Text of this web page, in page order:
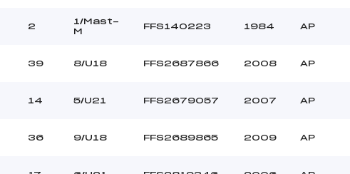
2
1/Mast-
M
FFS140223 1984 AP
39 8/U18 FFS2687866 2008 AP
14 5/U21 FFS2679057 2007 AP
36 9/U18 FFS2689865 2009 AP